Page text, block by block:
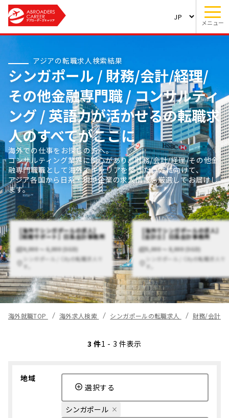
メニュー
アジアの転職求人検索結果
シンガポール / 財務/会計/経理/
その他金融専門職 / コンサルティ
ング / 英語力が活かせるの転職求
人のすべてがここに
海外での仕事をお探しの方へ。
コンサルティング業界に関心があり、財務/会計/経理/その他金
融専門職職として海外でキャリアを築きたい方に向けて、
アジア各国から日系・現地企業の求人情報を厳選してお届けし
ます。
【海外でシンガポールの求人】
【税務サポート】日系会計事務所
4,000 〜 6,000 (SGD)
シンガポール / Cityの転職求人で
す。
【海外でシンガポールの求人】
【会計士】日系会計事務所
5,000 〜 8,000 (SGD)
シンガポール / Cityの転職求人で
す。
海外就職TOP 海外求人検索 シンガポールの転職求人 財務/会計/
3 件1 - 3 件表示
地域
選択する
シンガポール